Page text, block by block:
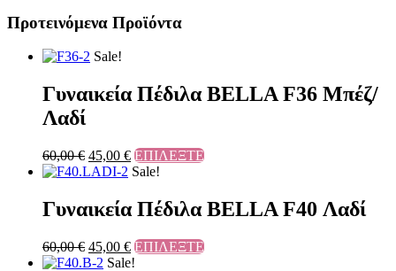
Προτεινόμενα Προϊόντα
Sale!
Γυναικεία Πέδιλα BELLA F36 Μπέζ/
Λαδί
60,00€ 45,00 € ΕΠΙΛΕΞΤΕ
Sale!
Γυναικεία Πέδιλα BELLA F40 Λαδί
60,00€ 45,00 € ΕΠΙΛΕΞΤΕ
Sale!